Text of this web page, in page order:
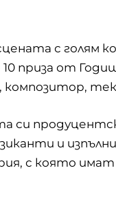
с голям
приза от
композитор,
си
и
с която имат